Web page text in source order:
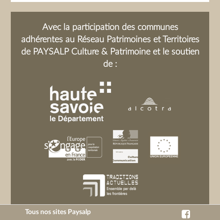
Avec la participation des communes
adhérentes au Réseau Patrimoines et Territoires
de PAYSALP Culture & Patrimoine et le soutien
de :
Tous nos sites Paysalp